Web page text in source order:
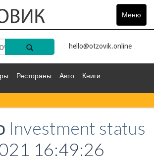
Меню
Toggle
hello@otzovik.online
Рестораны Авто Книги
Остальное
Investment status
16:49:26